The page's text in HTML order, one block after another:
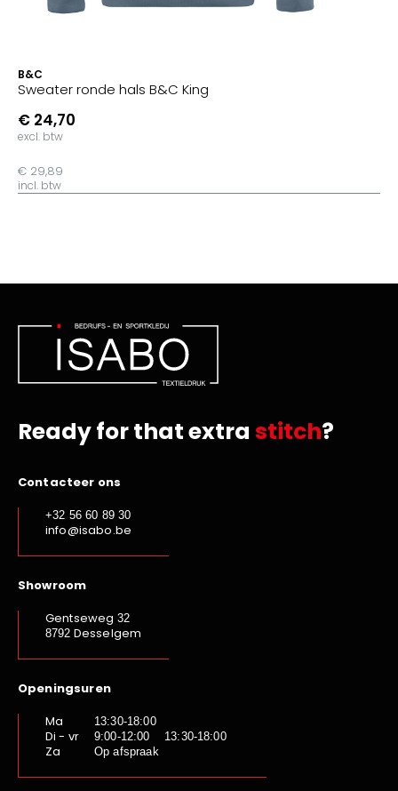
B&C
Sweater ronde hals B&C King
€ 24,70
excl. btw
€ 29,89
incl. btw
Ready for that extra stitch?
Contacteer ons
+32 56 60 89 30
info@isabo.be
Showroom
Gentseweg 32
8792 Desselgem
Openingsuren
Ma
13:30-18:00
Di - vr 9:00-12:00 13:30-18:00
Za Op afspraak